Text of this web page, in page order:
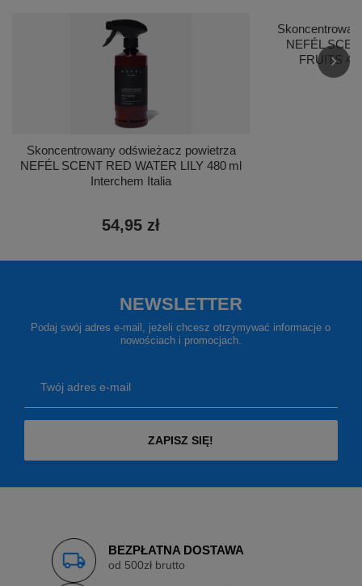
Skoncentrowany odświeżacz powietrza
NEFÉL SCENT RED WATER LILY 480 ml
Interchem Italia
54,95 zł
NEFÉL
FRUITS
NEWSLETTER
Podaj swój adres e-mail, jeżeli chcesz otrzymywać informacje o
nowościach i promocjach.
Twój adres e-mail
ZAPISZ SIĘ!
BEZPŁATNA DOSTAWA
od 500zł brutto